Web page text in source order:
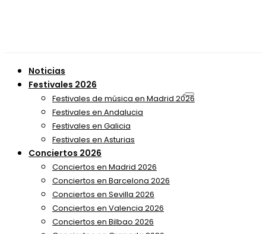
Noticias
Festivales 2026
Festivales de música en Madrid 2026
Festivales en Andalucia
Festivales en Galicia
Festivales en Asturias
Conciertos 2026
Conciertos en Madrid 2026
Conciertos en Barcelona 2026
Conciertos en Sevilla 2026
Conciertos en Valencia 2026
Conciertos en Bilbao 2026